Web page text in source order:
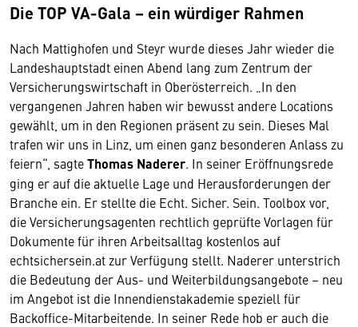
Die TOP VA-Gala – ein würdiger Rahmen
Nach Mattighofen und Steyr wurde dieses Jahr wieder die
Landeshauptstadt einen Abend lang zum Zentrum der
Versicherungswirtschaft in Oberösterreich. „In den
vergangenen Jahren haben wir bewusst andere Locations
gewählt, um in den Regionen präsent zu sein. Dieses Mal
trafen wir uns in Linz, um einen ganz besonderen Anlass zu
feiern“, sagteThomas Naderer. In seiner Eröffnungsrede
ging er auf die aktuelle Lage und Herausforderungen der
Branche ein. Er stellte die Echt. Sicher. Sein. Toolbox vor,
die Versicherungsagenten rechtlich geprüfte Vorlagen für
Dokumente für ihren Arbeitsalltag kostenlos auf
echtsichersein.at zur Verfügung stellt. Naderer unterstrich
die Bedeutung der Aus- und Weiterbildungsangebote – neu
im Angebot ist die Innendienstakademie speziell für
Backoffice-Mitarbeitende. In seiner Rede hob er auch die